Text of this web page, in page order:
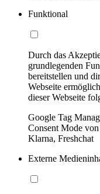
Funktional
Durch das
grundlegenden
bereitstellen und
Webseite
dieser Webseite
Google Tag
Consent Mode
Klarna, Freshchat
Externe